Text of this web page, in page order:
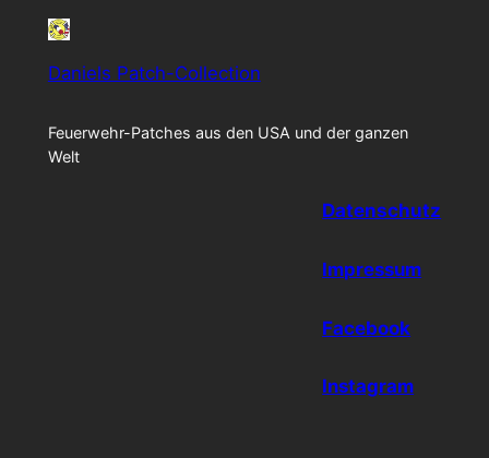
Daniels Patch-Collection
Feuerwehr-Patches aus den USA und der ganzen
Welt
Datenschutz
Impressum
Facebook
Instagram